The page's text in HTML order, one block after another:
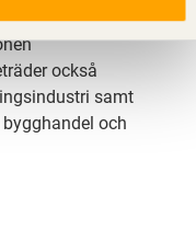
också
samt
och